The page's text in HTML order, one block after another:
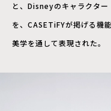
と、Disneyのキャラクタ
を、CASETiFYが掲げる機
美学を通して表現された。